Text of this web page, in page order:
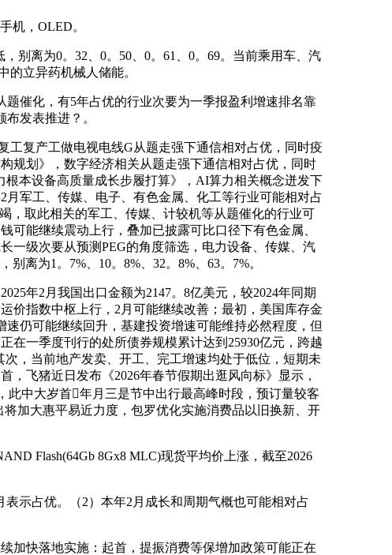
机，OLED。
离为0。32、0。50、0。61、0。69。当前乘用车、汽
的立异药机械人储能。
催化，有5年占优的行业次要为一季报盈利增速排名靠
发表推进？。
复产工做电视电线G从题走强下通信相对占优，同时疫
规划》，数字经济相关从题走强下通信相对占优，同时
本设备高质量成长步履打算》，AI算力相关概念迸发下
军工、传媒、电子、有色金属、化工等行业可能相对占
，取此相关的军工、传媒、计较机等从题催化的行业可
能继续震动上行，叠加已披露可比口径下有色金属、
一级次要从预测PEG的角度筛选，电力设备、传媒、汽
离为1。7%、10。8%、32。8%、63。7%。
年2月我国出口金额为2147。8亿美元，较2024年同期
价指数中枢上行，2月可能继续改善；最初，美国库存金
仍可能继续回升，基建投资增速可能维持必然程度，但
在一季度刊行的处所债券规模累计达到25930亿元，跨越
，当前地产发卖、开工、完工增速均处于低位，短期未
飞猪近日发布《2026年春节假期出逛风向标》显示，
此中大岁首年月三是节中出行最高峰时段，预订量较客
加大惠平易近力度，包罗优化实施消费品以旧换新、开
Flash(64Gb 8Gx8 MLC)现货平均价上涨，截至2026
示占优。（2）本年2月成长和周期气概也可能相对占
快落地实施：起首，提振消费等保增加政策可能正在